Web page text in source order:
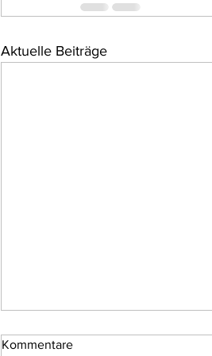
Aktuelle Beiträge
Kommentare